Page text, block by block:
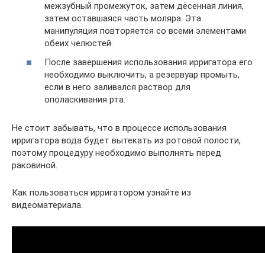
межзубный промежуток, затем дёсенная линия,
затем оставшаяся часть моляра. Эта
манипуляция повторяется со всеми элементами
обеих челюстей.
После завершения использования ирригатора его
необходимо выключить, а резервуар промыть,
если в него заливался раствор для
ополаскивания рта.
Не стоит забывать, что в процессе использования
ирригатора вода будет вытекать из ротовой полости,
поэтому процедуру необходимо выполнять перед
раковиной.
Как пользоваться ирригатором узнайте из
видеоматериала.